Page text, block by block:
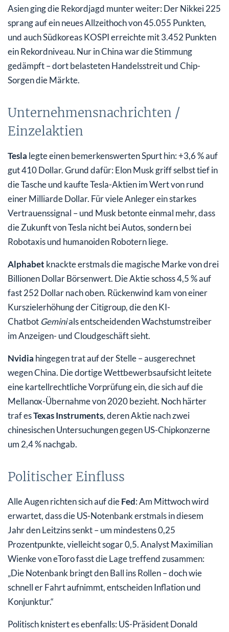
Asien ging die Rekordjagd munter weiter: Der Nikkei 225
sprang auf ein neues Allzeithoch von 45.055 Punkten,
und auch Südkoreas KOSPI erreichte mit 3.452 Punkten
ein Rekordniveau. Nur in China war die Stimmung
gedämpft – dort belasteten Handelsstreit und Chip-
Sorgen die Märkte.
Unternehmensnachrichten /
Einzelaktien
Tesla legte einen bemerkenswerten Spurt hin: +3,6 % auf
gut 410 Dollar. Grund dafür: Elon Musk griff selbst tief in
die Tasche und kaufte Tesla-Aktien im Wert von rund
einer Milliarde Dollar. Für viele Anleger ein starkes
Vertrauenssignal – und Musk betonte einmal mehr, dass
die Zukunft von Tesla nicht bei Autos, sondern bei
Robotaxis und humanoiden Robotern liege.
Alphabet knackte erstmals die magische Marke von drei
Billionen Dollar Börsenwert. Die Aktie schoss 4,5 % auf
fast 252 Dollar nach oben. Rückenwind kam von einer
Kurszielerhöhung der Citigroup, die den KI-
Chatbot Geminials entscheidenden Wachstumstreiber
im Anzeigen- und Cloudgeschäft sieht.
Nvidia hingegen trat auf der Stelle – ausgerechnet
wegen China. Die dortige Wettbewerbsaufsicht leitete
eine kartellrechtliche Vorprüfung ein, die sich auf die
Mellanox-Übernahme von 2020 bezieht. Noch härter
traf esTexas Instruments, deren Aktie nach zwei
chinesischen Untersuchungen gegen US-Chipkonzerne
um 2,4 % nachgab.
Politischer Einfluss
Alle Augen richten sich auf dieFed: Am Mittwoch wird
erwartet, dass die US-Notenbank erstmals in diesem
Jahr den Leitzins senkt – um mindestens 0,25
Prozentpunkte, vielleicht sogar 0,5. Analyst Maximilian
Wienke von eToro fasst die Lage treffend zusammen:
„Die Notenbank bringt den Ball ins Rollen – doch wie
schnell er Fahrt aufnimmt, entscheiden Inflation und
Konjunktur.“
Politisch knistert es ebenfalls: US-Präsident Donald